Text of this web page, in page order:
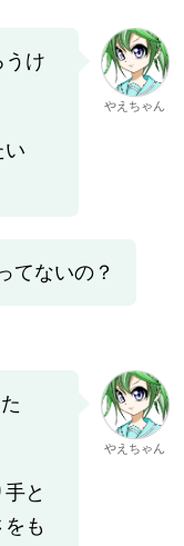
うけ
い
やえちゃん
てないの？
と
も
やえちゃん